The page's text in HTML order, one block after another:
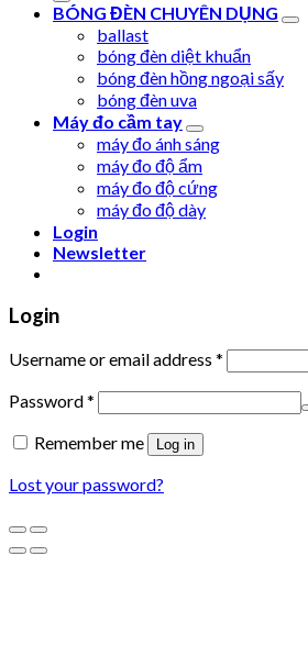
BÓNG ĐÈN CHUYÊN DỤNG
ballast
bóng đèn diệt khuẩn
bóng đèn hồng ngoại sấy
bóng đèn uva
Máy đo cầm tay
máy đo ánh sáng
máy đo độ ẩm
máy đo độ cứng
máy đo độ dày
Login
Newsletter
Login
Username or email address *
Password*
Remember me
Log in
Lost your password?